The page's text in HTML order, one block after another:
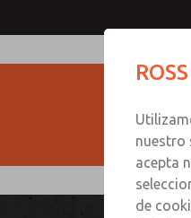
nuestro
acepta
de